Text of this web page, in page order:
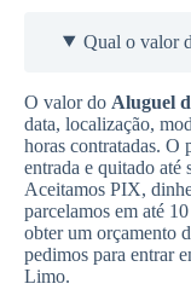
Qual o valor
O valor do Aluguel
data, localização,
horas contratadas. O
entrada e quitado até
Aceitamos PIX,
parcelamos em até
obter um orçamento
pedimos para entrar
Limo.